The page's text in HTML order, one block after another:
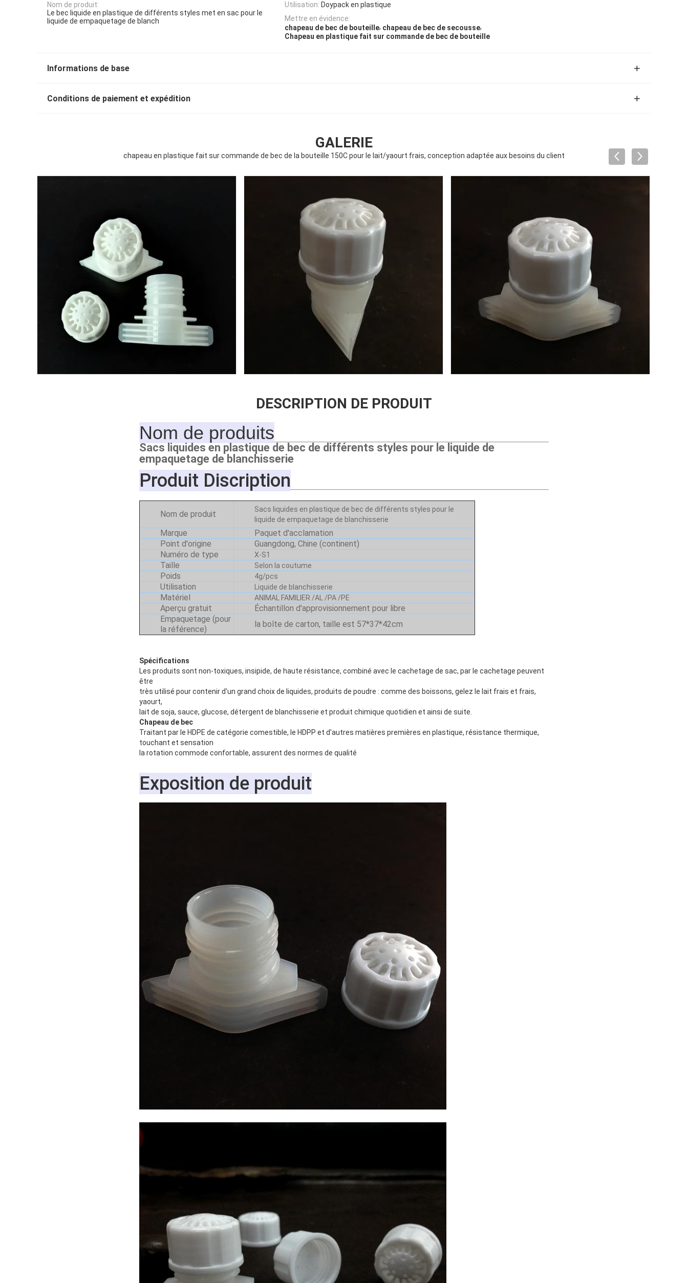
Nom de produit:
Le bec liquide en plastique de différents styles met en sac pour le
liquide de empaquetage de blanch
Utilisation: Doypack en plastique
Mettre en évidence:
chapeau de bec de bouteille, chapeau de bec de secousse,
Chapeau en plastique fait sur commande de bec de bouteille
Informations de base
Conditions de paiement et expédition
GALERIE
chapeau en plastique fait sur commande de bec de la bouteille 150C pour le lait/yaourt frais, conception adaptée aux besoins du client
DESCRIPTION DE PRODUIT
Nom de produits
Sacs liquides en plastique de bec de différents styles pour le liquide de
empaquetage de blanchisserie
Produit Discription
Nom de produit
Sacs liquides en plastique de bec de différents styles pour le
liquide de empaquetage de blanchisserie
Marque
Paquet d'acclamation
Point d'origine
Guangdong, Chine (continent)
Numéro de type
X-S1
Taille Selon la coutume
Poids 4g/pcs
Utilisation Liquide de blanchisserie
Matériel ANIMAL FAMILIER /AL /PA /PE
Aperçu gratuit
Échantillon d'approvisionnement pour libre
Empaquetage (pour
la référence)
la boîte de carton, taille est 57*37*42cm
Spécifications
Les produits sont non-toxiques, insipide, de haute résistance, combiné avec le cachetage de sac, par le cachetage peuvent
être
très utilisé pour contenir d'un grand choix de liquides, produits de poudre : comme des boissons, gelez le lait frais et frais,
yaourt,
lait de soja, sauce, glucose, détergent de blanchisserie et produit chimique quotidien et ainsi de suite.
Chapeau de bec
Traitant par le HDPE de catégorie comestible, le HDPP et d'autres matières premières en plastique, résistance thermique,
touchant et sensation
la rotation commode confortable, assurent des normes de qualité
Exposition de produit